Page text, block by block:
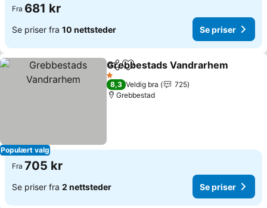
Fra 681 kr
Se priser fra 10 nettsteder Se priser
Populært valg
Del Legg til i favoritter
Grebbestads Vandrarhem
1 Stjerner
8,3 Veldig bra
725
Grebbestad
Fra 705 kr
Se priser fra 2 nettsteder Se priser